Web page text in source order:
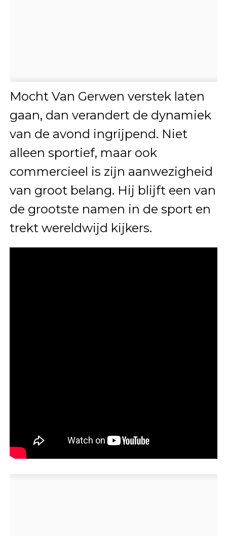
Mocht Van Gerwen verstek laten
gaan, dan verandert de dynamiek
van de avond ingrijpend. Niet
alleen sportief, maar ook
commercieel is zijn aanwezigheid
van groot belang. Hij blijft een van
de grootste namen in de sport en
trekt wereldwijd kijkers.